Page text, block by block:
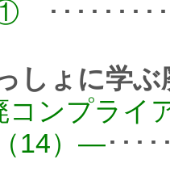
････････
しょに学
ンプライ
14）―･･･